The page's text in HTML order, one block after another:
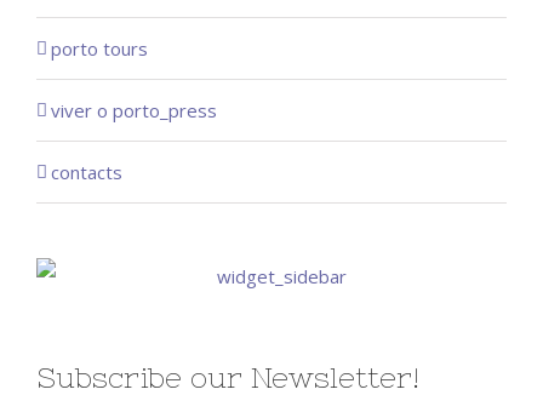
porto tours
viver o porto_press
contacts
Subscribe our Newsletter!